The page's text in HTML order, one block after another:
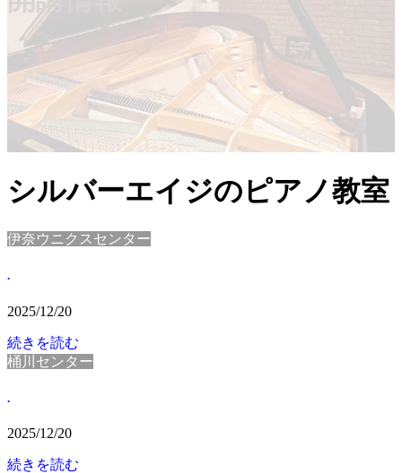
シルバーエイジのピアノ教室
伊奈ウニクスセンター
.
2025/12/20
続きを読む
桶川センター
.
2025/12/20
続きを読む